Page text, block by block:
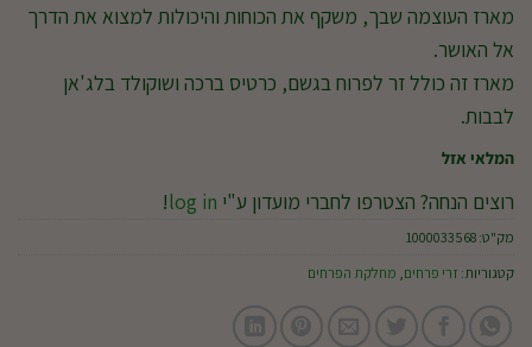
מארז העוצמה שבך, משקף את הכוחות והיכולות למצוא את הדרך
אל האושר.
מארז זה כולל זר לפרוח בגשם, כרטיס ברכה ושוקולד בלג'אן
לבבות.
המלאי אזל
רוצים הנחה? הצטרפו לחברי מועדון ע"י log in
!
מק"ט:1000033568
קטגוריות: זרי פרחים, מחלקת הפרחים